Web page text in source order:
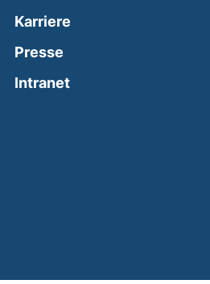
Karriere
Presse
Intranet(external link,